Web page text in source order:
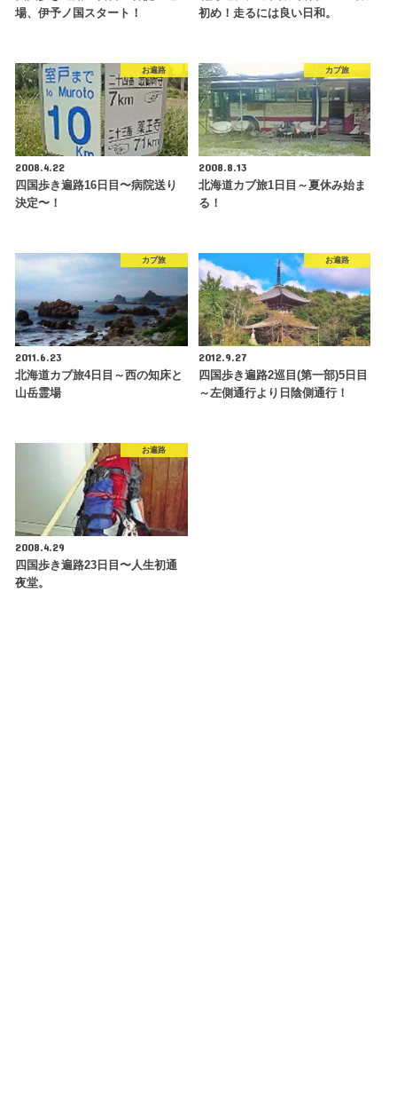
場、伊予ノ国スタート！
初め！走るには良い日和。
お遍路
2008.4.22
四国歩き遍路16日目〜病院送り
決定〜！
カブ旅
2008.8.13
北海道カブ旅1日目～夏休み始ま
る！
カブ旅
2011.6.23
北海道カブ旅4日目～西の知床と
山岳霊場
お遍路
2012.9.27
四国歩き遍路2巡目(第一部)5日目
～左側通行より日陰側通行！
お遍路
2008.4.29
四国歩き遍路23日目〜人生初通
夜堂。